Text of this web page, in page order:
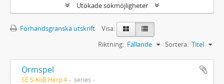
Utökade sökmöjligheter
Förhandsgranska utskrift
Visa:
Sortera: Titel
Riktning: Fallande
Ormspel
SE S-KoB Herp:4
series